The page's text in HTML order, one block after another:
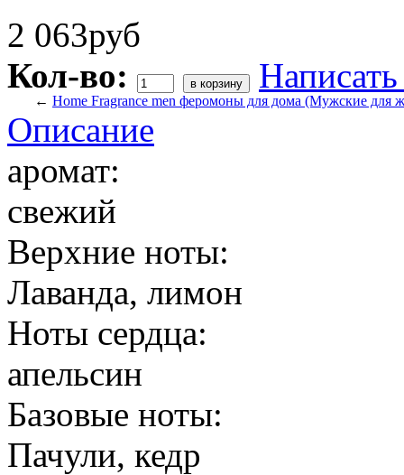
2 063руб
Кол-во:
← Home Fragrance men феромоны для дома (Мужские для
Описание
аромат:
свежий
Верхние ноты:
Лаванда, лимон
Ноты сердца:
апельсин
Базовые ноты:
Пачули, кедр